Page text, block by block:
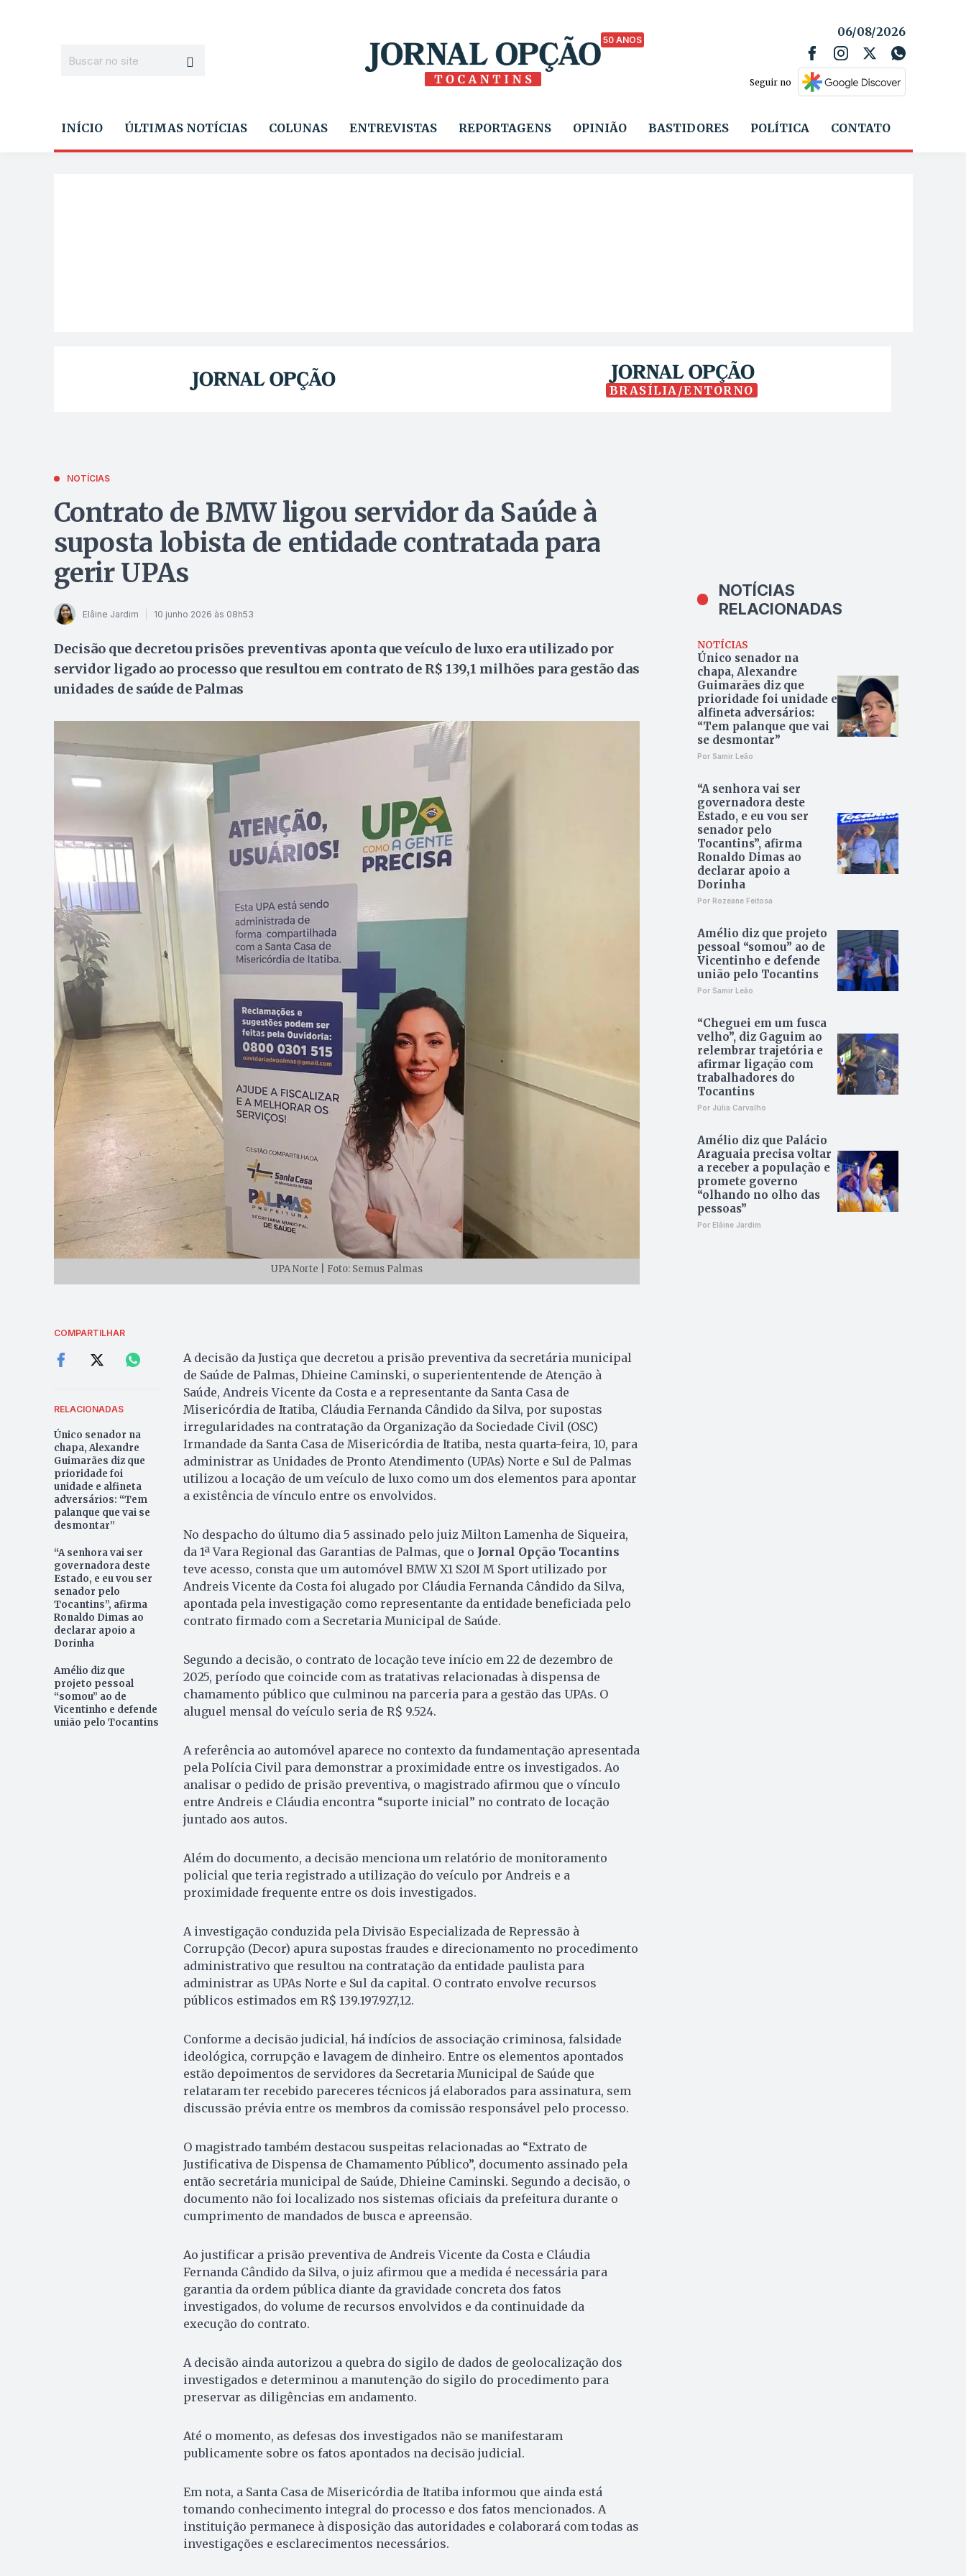
50 ANOS
06/08/2026
Seguir no
INÍCIO ÚLTIMAS NOTÍCIAS COLUNAS ENTREVISTAS REPORTAGENS OPINIÃO BASTIDORES POLÍTICA CONTATO
BRASÍLIA/ENTORNO
NOTÍCIAS
Contrato de BMW ligou servidor da Saúde à
suposta lobista de entidade contratada para
gerir UPAs
Elâine Jardim 10 junho 2026 às 08h53
Decisão que decretou prisões preventivas aponta que veículo de luxo era utilizado por
servidor ligado ao processo que resultou em contrato de R$ 139,1 milhões para gestão das
unidades de saúde de Palmas
UPA Norte | Foto: Semus Palmas
COMPARTILHAR
RELACIONADAS
Único senador na
chapa, Alexandre
Guimarães diz que
prioridade foi
unidade e alfineta
adversários: “Tem
palanque que vai se
desmontar”
“A senhora vai ser
governadora deste
Estado, e eu vou ser
senador pelo
Tocantins”, afirma
Ronaldo Dimas ao
declarar apoio a
Dorinha
Amélio diz que
projeto pessoal
“somou” ao de
Vicentinho e defende
união pelo Tocantins
A decisão da Justiça que decretou a prisão preventiva da secretária municipal
de Saúde de Palmas, Dhieine Caminski, o superiententende de Atenção à
Saúde, Andreis Vicente da Costa e a representante da Santa Casa de
Misericórdia de Itatiba, Cláudia Fernanda Cândido da Silva, por supostas
irregularidades na contratação da Organização da Sociedade Civil (OSC)
Irmandade da Santa Casa de Misericórdia de Itatiba, nesta quarta-feira, 10, para
administrar as Unidades de Pronto Atendimento (UPAs) Norte e Sul de Palmas
utilizou a locação de um veículo de luxo como um dos elementos para apontar
a existência de vínculo entre os envolvidos.
No despacho do últumo dia 5 assinado pelo juiz Milton Lamenha de Siqueira,
da 1ª Vara Regional das Garantias de Palmas, que o Jornal Opção Tocantins
teve acesso, consta que um automóvel BMW X1 S20I M Sport utilizado por
Andreis Vicente da Costa foi alugado por Cláudia Fernanda Cândido da Silva,
apontada pela investigação como representante da entidade beneficiada pelo
contrato firmado com a Secretaria Municipal de Saúde.
Segundo a decisão, o contrato de locação teve início em 22 de dezembro de
2025, período que coincide com as tratativas relacionadas à dispensa de
chamamento público que culminou na parceria para a gestão das UPAs. O
aluguel mensal do veículo seria de R$ 9.524.
A referência ao automóvel aparece no contexto da fundamentação apresentada
pela Polícia Civil para demonstrar a proximidade entre os investigados. Ao
analisar o pedido de prisão preventiva, o magistrado afirmou que o vínculo
entre Andreis e Cláudia encontra “suporte inicial” no contrato de locação
juntado aos autos.
Além do documento, a decisão menciona um relatório de monitoramento
policial que teria registrado a utilização do veículo por Andreis e a
proximidade frequente entre os dois investigados.
A investigação conduzida pela Divisão Especializada de Repressão à
Corrupção (Decor) apura supostas fraudes e direcionamento no procedimento
administrativo que resultou na contratação da entidade paulista para
administrar as UPAs Norte e Sul da capital. O contrato envolve recursos
públicos estimados em R$ 139.197.927,12.
Conforme a decisão judicial, há indícios de associação criminosa, falsidade
ideológica, corrupção e lavagem de dinheiro. Entre os elementos apontados
estão depoimentos de servidores da Secretaria Municipal de Saúde que
relataram ter recebido pareceres técnicos já elaborados para assinatura, sem
discussão prévia entre os membros da comissão responsável pelo processo.
O magistrado também destacou suspeitas relacionadas ao “Extrato de
Justificativa de Dispensa de Chamamento Público”, documento assinado pela
então secretária municipal de Saúde, Dhieine Caminski. Segundo a decisão, o
documento não foi localizado nos sistemas oficiais da prefeitura durante o
cumprimento de mandados de busca e apreensão.
Ao justificar a prisão preventiva de Andreis Vicente da Costa e Cláudia
Fernanda Cândido da Silva, o juiz afirmou que a medida é necessária para
garantia da ordem pública diante da gravidade concreta dos fatos
investigados, do volume de recursos envolvidos e da continuidade da
execução do contrato.
A decisão ainda autorizou a quebra do sigilo de dados de geolocalização dos
investigados e determinou a manutenção do sigilo do procedimento para
preservar as diligências em andamento.
Até o momento, as defesas dos investigados não se manifestaram
publicamente sobre os fatos apontados na decisão judicial.
Em nota, a Santa Casa de Misericórdia de Itatiba informou que ainda está
tomando conhecimento integral do processo e dos fatos mencionados. A
instituição permanece à disposição das autoridades e colaborará com todas as
investigações e esclarecimentos necessários.
NOTÍCIAS
RELACIONADAS
NOTÍCIAS
Único senador na
chapa, Alexandre
Guimarães diz que
prioridade foi unidade e
alfineta adversários:
“Tem palanque que vai
se desmontar”
Por Samir Leão
“A senhora vai ser
governadora deste
Estado, e eu vou ser
senador pelo
Tocantins”, afirma
Ronaldo Dimas ao
declarar apoio a
Dorinha
Por Rozeane Feitosa
Amélio diz que projeto
pessoal “somou” ao de
Vicentinho e defende
união pelo Tocantins
Por Samir Leão
“Cheguei em um fusca
velho”, diz Gaguim ao
relembrar trajetória e
afirmar ligação com
trabalhadores do
Tocantins
Por Júlia Carvalho
Amélio diz que Palácio
Araguaia precisa voltar
a receber a população e
promete governo
“olhando no olho das
pessoas”
Por Elâine Jardim